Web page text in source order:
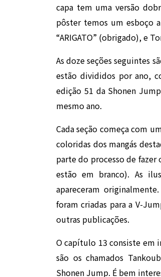
capa tem uma versão
pôster temos um esboço
“ARIGATO” (obrigado), e
As doze seções seguintes
estão divididos por ano,
edição 51 da Shonen
mesmo ano.
Cada seção começa com
coloridas dos mangás
parte do processo de fazer
estão em branco). As
apareceram
foram criadas para a V-
outras publicações.
O capítulo 13 consiste em
são os chamados
Shonen Jump. É bem